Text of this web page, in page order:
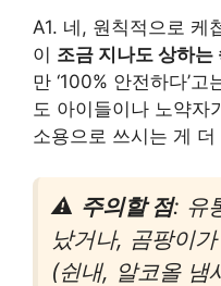
A1. 네, 원칙적으로 케
이 조금 지나도 상하는
만 ‘100% 안전하다’
도 아이들이나 노약자
소용으로 쓰시는 게
⚠️ 주의할 점: 유
났거나, 곰팡이
(쉰내, 알코올 냄